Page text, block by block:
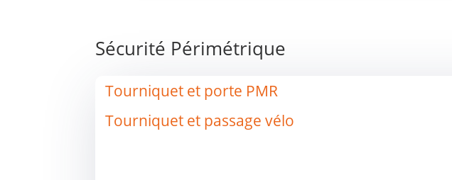
Sécurité Périmétrique
Tourniquet et porte PMR
Tourniquet et passage vélo